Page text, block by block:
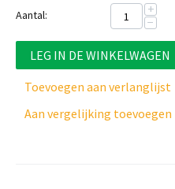
Aantal:
+
−
LEG IN DE WINKELWAGEN
Toevoegen aan verlanglijst
Aan vergelijking toevoegen